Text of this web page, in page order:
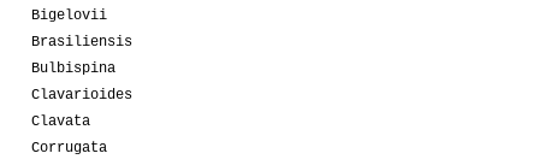
Bigelovii
Brasiliensis
Bulbispina
Clavarioides
Clavata
Corrugata